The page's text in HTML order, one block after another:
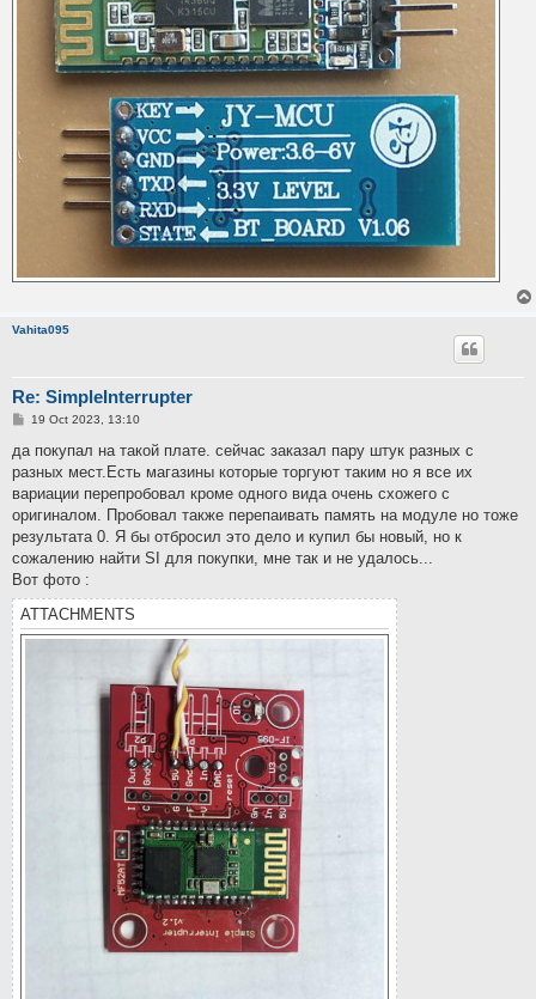
Vahita095
Re: SimpleInterrupter
P
s
19 Oct 2023, 13:10
да покупал на такой плате. сейчас заказал пару штук разных с
разных мест.Есть магазины которые торгуют таким но я все их
вариации перепробовал кроме одного вида очень схожего с
оригиналом. Пробовал также перепаивать память на модуле но тоже
результата 0. Я бы отбросил это дело и купил бы новый, но к
сожалению найти SI для покупки, мне так и не удалось...
Вот фото :
ATTACHMENTS